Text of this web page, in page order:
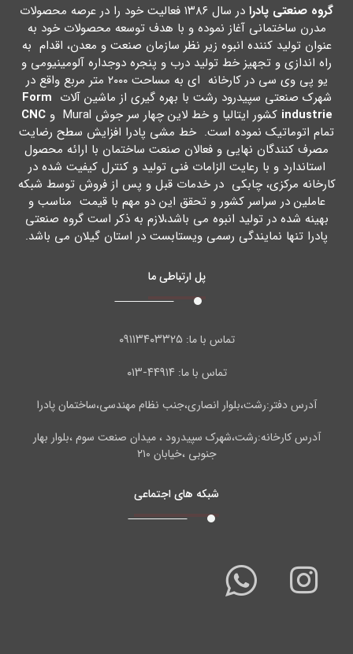
گروه صنعتی پادرا
در سال ۱۳۸۶ فعالیت خود را در عرصه محصولات
مدرن ساختمانی آغاز نموده و با هدف توسعه محصولات خود به
عنوان تولید کننده انبوه زیر نظر سازمان صنعت و معدن، اقدام به
راه اندازي و تجهیز خط تولید درب و پنجره دوجداره آلومینیومی و
یو پی وي سی در کارخانه اي به مساحت ۲۰۰۰ متر مربع واقع در
شهرك صنعتی سپیدرود رشت با بهره گیري از ماشین آلات Form
industrie کشور ایتالیا و خط لاین چهار سر جوش Mural و
CNC
تمام اتوماتیک نموده است. خط مشی پادرا افزایش سطح رضایت
مصرف کنندگان نهایی و فعالان صنعت ساختمان با ارائه محصول
استاندارد و با رعایت الزامات فنی تولید و کنترل کیفیت شده در
کارخانه مرکزي، چابکی در خدمات قبل و پس از فروش توسط شبکه
عاملین در سراسر کشور و تحقق این دو مهم با قیمت مناسب و
بهینه شده در تولید انبوه می باشد،لازم به ذکر است گروه صنعتی
پادرا تنها نمایندگی رسمی ویستابست در استان گیلان می باشد.
پل ارتباطی ما
تماس با ما:۰۹۱۱۳۴۰۳۳۲۵
تماس با ما: ۴۴۹۱۴-۰۱۳
آدرس دفتر:رشت،بلوار انصاری،جنب نظام مهندسی،ساختمان پادرا
آدرس کارخانه:رشت،شهرک سپیدرود ، میدان صنعت سوم ،بلوار بهار
جنوبی ،خیابان ۲۱۰
شبکه های اجتماعی